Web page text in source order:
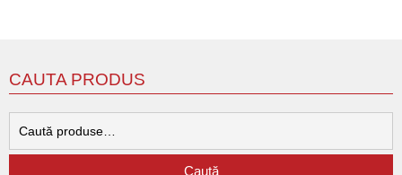
CAUTA PRODUS
Caută